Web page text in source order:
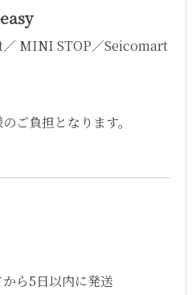
MINI STOP／Seicomart
ご負担となります。
ら5日以内に発送